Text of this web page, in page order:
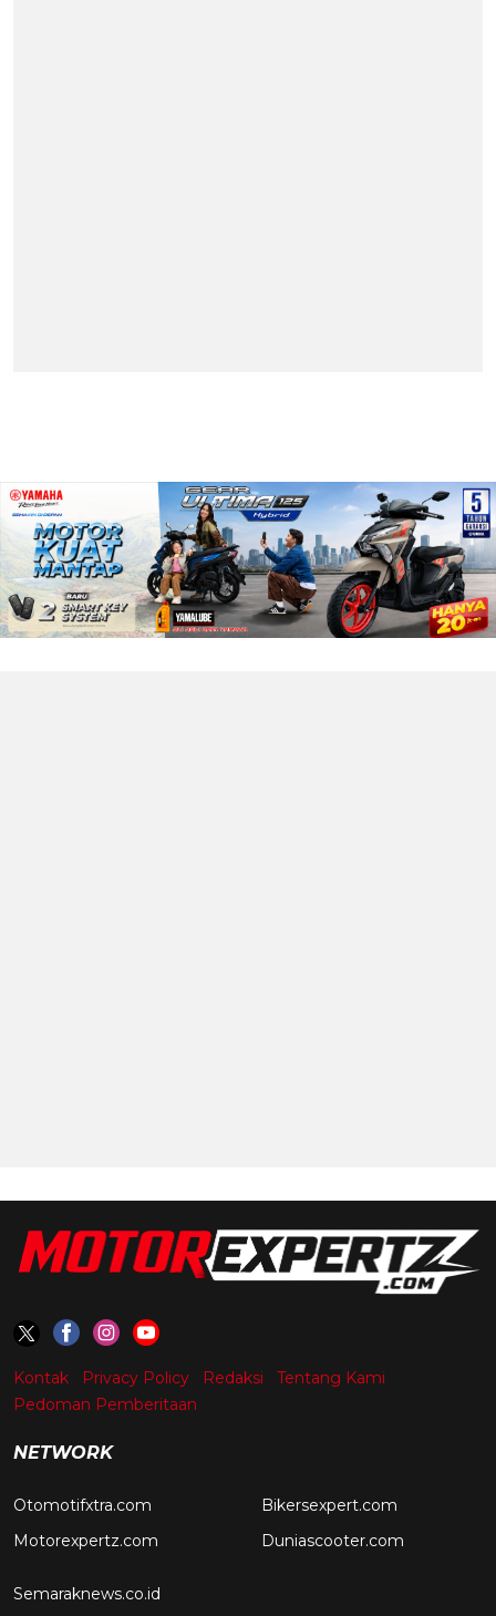
Kontak Privacy Policy Redaksi
Tentang Kami
Pedoman Pemberitaan
NETWORK
Otomotifxtra.com
Motorexpertz.com
Bikersexpert.com
Duniascooter.com
Semaraknews.co.id